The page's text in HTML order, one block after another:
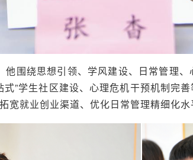
围绕思想引领、学风建设、日常管理
”学生社区建设、心理危机干预机制完
就业创业渠道、优化日常管理精细化